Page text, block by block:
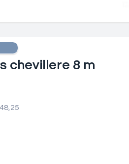
chevillere 8 m